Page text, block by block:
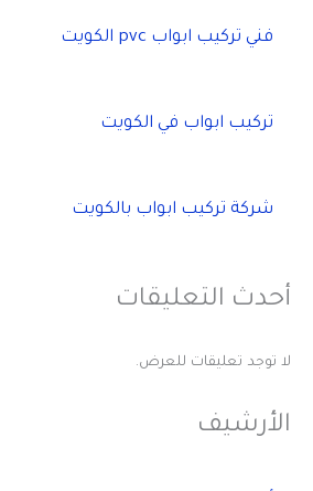
فني تركيب ابواب pvc الكويت
تركيب ابواب في الكويت
شركة تركيب ابواب بالكويت
أحدث التعليقات
لا توجد تعليقات للعرض.
الأرشيف